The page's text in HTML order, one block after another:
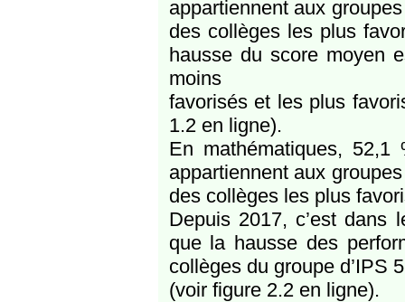
appartiennent aux
des collèges les plus
hausse du score moyen
moins
favorisés et les plus
1.2 en ligne).
En mathématiques,
appartiennent aux
des collèges les plus
Depuis 2017, c’est dans
que la hausse des
collèges du groupe d’IPS
(voir figure 2.2 en ligne).